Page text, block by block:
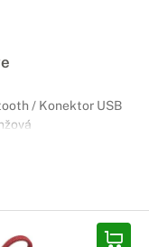
/ Konektor USB